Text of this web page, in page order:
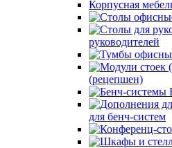
Корпусная
руководителей
(рецепшен)
для бенч-систем